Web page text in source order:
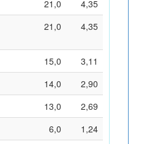
21,0
4,35
21,0 4,35
15,0
3,11
14,0
2,90
13,0
2,69
6,0
1,24